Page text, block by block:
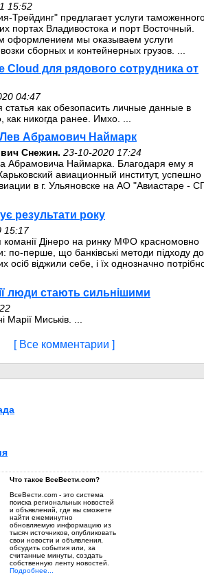
15:52
Трейдинг" предлагает услуги
портах Владивостока и порт Восточный.
оформлением мы оказываем услуги
сборных и контейнерных грузов. ...
Cloud для рядового сотрудника от
04:47
как обезопасить личные данные в
как никогда ранее. Имхо. ...
Абрамович Наймарк
Снежин. 23-10-2020 17:24
Абрамовича Наймарка. Благодаря ему я
авиационный институт, успешно
в г. Ульяновске на АО "Авиастаре -
результати року
15:17
команії Дінеро на ринку МФО красномовно
по-перше, що банківські методи підходу до
осіб віджили себе, і їх однозначно
люди стають сильнішими
Марії Миськів. ...
[ Все комментарии ]
Что такое ВсеВести.com?
ВсеВести.com - это система
поиска региональных новостей
и объявлений, где вы сможете
найти ежеминутно
обновляемую информацию из
тысяч источников, опубликовать
свои новости и объявления,
обсудить события или, за
считанные минуты, создать
собственную ленту новостей.
Подробнее...